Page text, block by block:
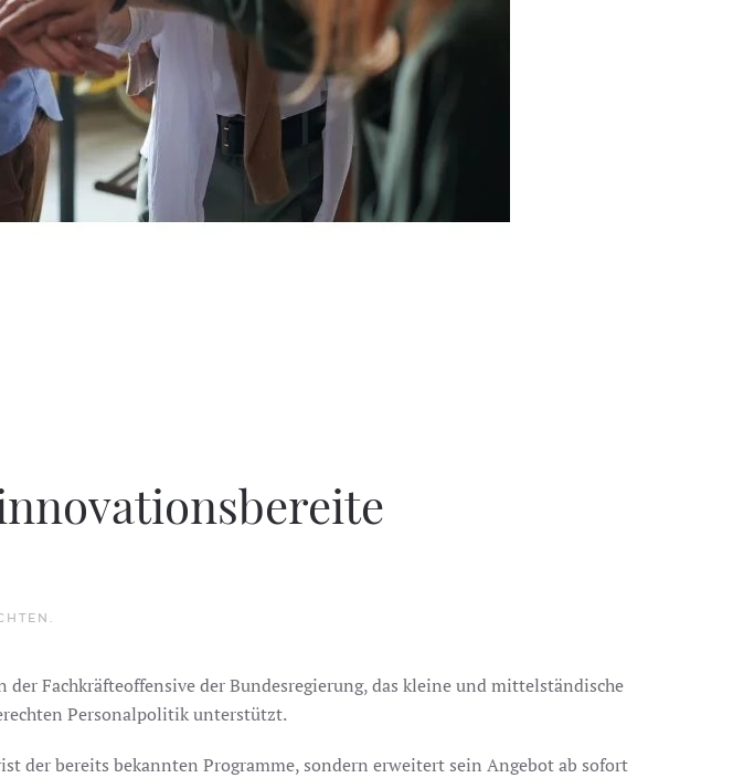
.
Fachkräfteoffensive der Bundesregierung, das kleine und mittelständische
Personalpolitik unterstützt.
der bereits bekannten Programme, sondern erweitert sein Angebot ab sofort